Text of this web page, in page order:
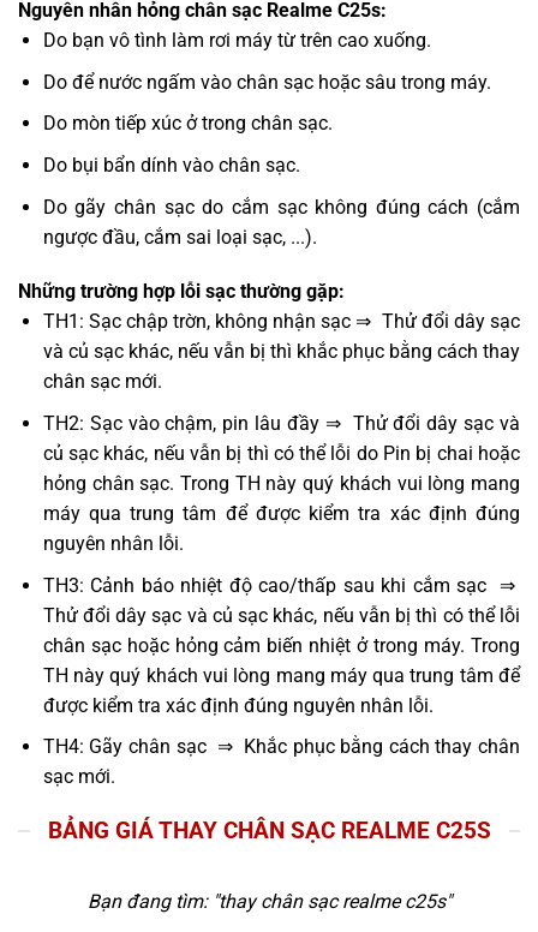
Nguyên nhân hỏng chân sạc Realme C25s:
Do bạn vô tình làm rơi máy từ trên cao xuống.
Do để nước ngấm vào chân sạc hoặc sâu trong máy.
Do mòn tiếp xúc ở trong chân sạc.
Do bụi bẩn dính vào chân sạc.
Do gãy chân sạc do cắm sạc không đúng cách (cắm
ngược đầu, cắm sai loại sạc, ...).
Những trường hợp lỗi sạc thường gặp:
TH1: Sạc chập trờn, không nhận sạc ⇒ Thử đổi dây sạc
và củ sạc khác, nếu vẫn bị thì khắc phục bằng cách thay
chân sạc mới.
TH2: Sạc vào chậm, pin lâu đầy ⇒ Thử đổi dây sạc và
củ sạc khác, nếu vẫn bị thì có thể lỗi do Pin bị chai hoặc
hỏng chân sạc. Trong TH này quý khách vui lòng mang
máy qua trung tâm để được kiểm tra xác định đúng
nguyên nhân lỗi.
TH3: Cảnh báo nhiệt độ cao/thấp sau khi cắm sạc ⇒
Thử đổi dây sạc và củ sạc khác, nếu vẫn bị thì có thể lỗi
chân sạc hoặc hỏng cảm biến nhiệt ở trong máy. Trong
TH này quý khách vui lòng mang máy qua trung tâm để
được kiểm tra xác định đúng nguyên nhân lỗi.
TH4: Gãy chân sạc ⇒ Khắc phục bằng cách thay chân
sạc mới.
BẢNG GIÁ THAY CHÂN SẠC REALME C25S
Bạn đang tìm: "thay chân sạc realme c25s"